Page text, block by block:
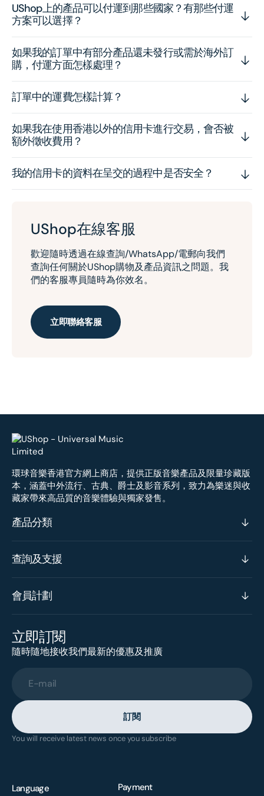
UShop上的產品可以付運到那些國家？有那些付運
方案可以選擇？
如果我的訂單中有部分產品還未發行或需於海外訂
購，付運方面怎樣處理？
訂單中的運費怎樣計算？
如果我在使用香港以外的信用卡進行交易，會否被
額外徵收費用？
我的信用卡的資料在呈交的過程中是否安全？
UShop在線客服
歡迎隨時透過在線查詢/WhatsApp/電郵向我們
查詢任何關於UShop購物及產品資訊之問題。我
們的客服專員隨時為你效名。
立即聯絡客服
環球音樂香港官方網上商店，提供正版音樂產品及限量珍藏版
本，涵蓋中外流行、古典、爵士及影音系列，致力為樂迷與收
藏家帶來高品質的音樂體驗與獨家發售。
產品分類
查詢及支援
會員計劃
立即訂閱
隨時隨地接收我們最新的優惠及推廣
E-mail
訂閱
You will receive latest news once you subscribe
Language Payment